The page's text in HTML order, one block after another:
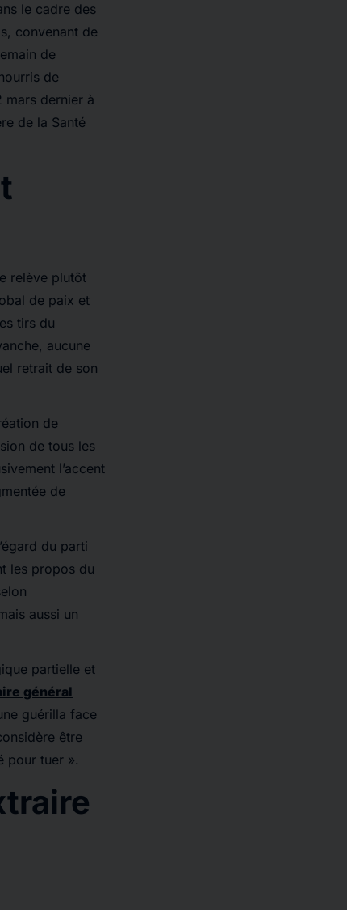
le cadre des
convenant de
de
de
mars dernier à
de la Santé
relève plutôt
de paix et
tirs du
aucune
retrait de son
de
de tous les
l’accent
de
du parti
les propos du
aussi un
partielle et
général
guérilla face
être
pour tuer ».